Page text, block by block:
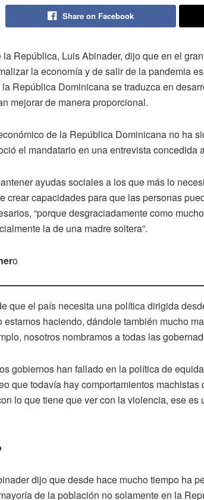
Share on Facebook
la República, Luis Abinader, dijo que en el
la economía y de salir de la pandemia
República Dominicana se traduzca en
mejorar de manera proporcional.
de la República Dominicana no ha
el mandatario en una entrevista concedida
ayudas sociales a los que más lo
crear capacidades para que las personas
“porque desgraciadamente como
la de una madre soltera”.
o
que el país necesita una política dirigida
estamos haciendo, dándole también mucho
nosotros nombramos a todas las
gobiernos han fallado en la política de
que todavía hay comportamientos
lo que tiene que ver con la violencia, ese
dijo que desde hace mucho tiempo ha
de la población no solamente en la